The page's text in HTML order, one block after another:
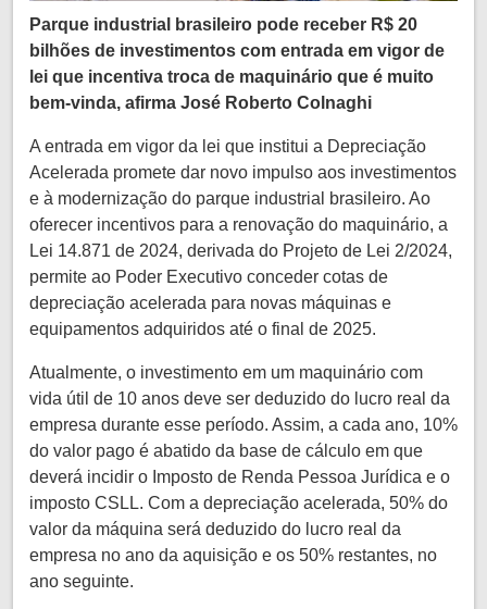
Parque industrial brasileiro pode receber R$ 20
bilhões de investimentos com entrada em vigor de
lei que incentiva troca de maquinário que é muito
bem-vinda, afirma José Roberto Colnaghi
A entrada em vigor da lei que institui a Depreciação
Acelerada promete dar novo impulso aos investimentos
e à modernização do parque industrial brasileiro. Ao
oferecer incentivos para a renovação do maquinário, a
Lei 14.871 de 2024, derivada do Projeto de Lei 2/2024,
permite ao Poder Executivo conceder cotas de
depreciação acelerada para novas máquinas e
equipamentos adquiridos até o final de 2025.
Atualmente, o investimento em um maquinário com
vida útil de 10 anos deve ser deduzido do lucro real da
empresa durante esse período. Assim, a cada ano, 10%
do valor pago é abatido da base de cálculo em que
deverá incidir o Imposto de Renda Pessoa Jurídica e o
imposto CSLL. Com a depreciação acelerada, 50% do
valor da máquina será deduzido do lucro real da
empresa no ano da aquisição e os 50% restantes, no
ano seguinte.